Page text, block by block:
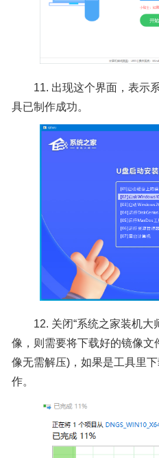
11. 出现这个界面，表示系
具已制作成功。
12. 关闭“系统之家装机大
像，则需要将下载好的镜像
像无需解压)，如果是工具里
作。